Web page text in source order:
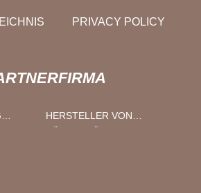
PRIVACY POLICY
HERSTELLER VON